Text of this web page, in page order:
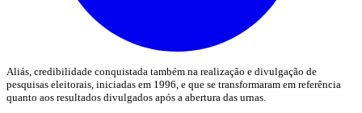
Aliás, credibilidade conquistada também na realização e divulgação de
pesquisas eleitorais, iniciadas em 1996, e que se transformaram em referência
quanto aos resultados divulgados após a abertura das urnas.